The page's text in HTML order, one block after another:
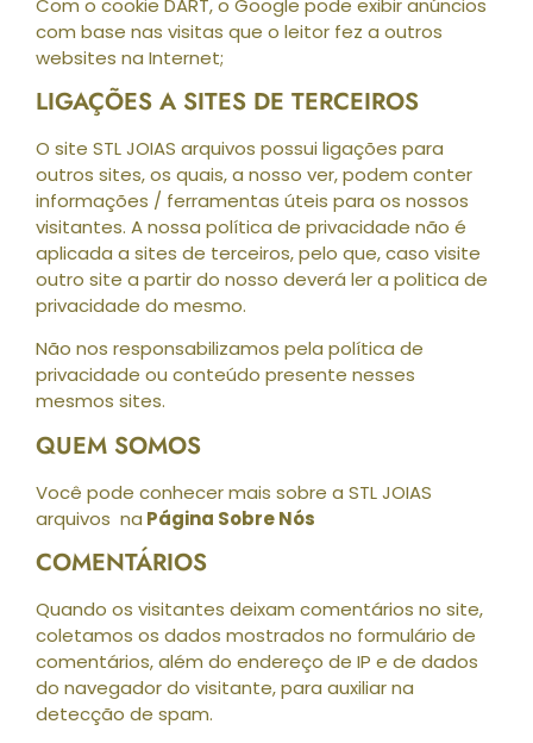
com base nas visitas que o leitor fez a outros
websites na Internet;
LIGAÇÕES A SITES DE TERCEIROS
O site STL JOIAS arquivos possui ligações para
outros sites, os quais, a nosso ver, podem conter
informações / ferramentas úteis para os nossos
visitantes. A nossa política de privacidade não é
aplicada a sites de terceiros, pelo que, caso visite
outro site a partir do nosso deverá ler a politica de
privacidade do mesmo.
Não nos responsabilizamos pela política de
privacidade ou conteúdo presente nesses
mesmos sites.
QUEM SOMOS
Você pode conhecer mais sobre a STL JOIAS
arquivos na Página Sobre Nós
COMENTÁRIOS
Quando os visitantes deixam comentários no site,
coletamos os dados mostrados no formulário de
comentários, além do endereço de IP e de dados
do navegador do visitante, para auxiliar na
detecção de spam.